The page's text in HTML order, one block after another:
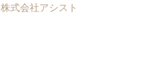
株式会社アシスト